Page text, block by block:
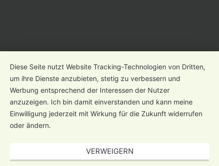
Diese Seite nutzt Website Tracking-Technologien von Dritten,
um ihre Dienste anzubieten, stetig zu verbessern und
Werbung entsprechend der Interessen der Nutzer
anzuzeigen. Ich bin damit einverstanden und kann meine
Einwilligung jederzeit mit Wirkung für die Zukunft widerrufen
oder ändern.
VERWEIGERN